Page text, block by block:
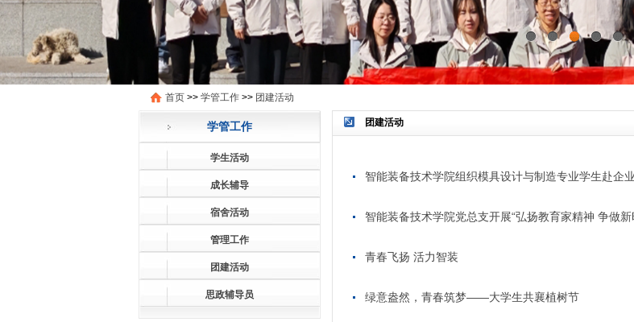
0 1 2 4
首页 >> 学管工作 >> 团建活动
学管工作
学生活动
成长辅导
宿舍活动
管理工作
团建活动
思政辅导员
团建活动
智能装备技术学院组织模具设计与制造专业学生赴企
智能装备技术学院党总支开展“弘扬教育家精神 争做
青春飞扬 活力智装
绿意盎然，青春筑梦——大学生共襄植树节